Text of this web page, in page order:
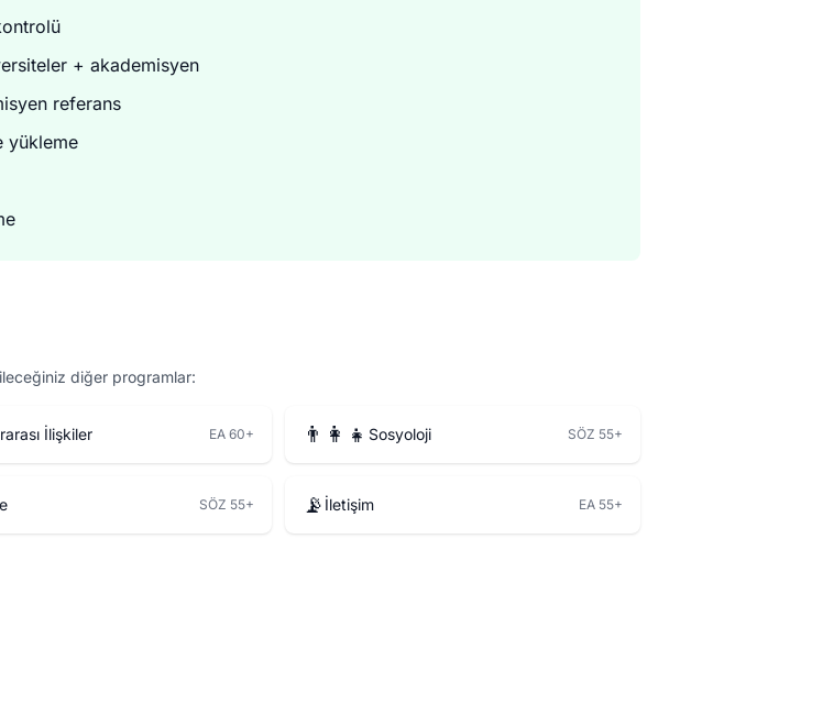
+ akademisyen
referans
yükleme
diğer programlar:
İlişkiler EA 60+ 👨‍👩‍👧 Sosyoloji SÖZ 55+
SÖZ 55+ 📡 İletişim EA 55+